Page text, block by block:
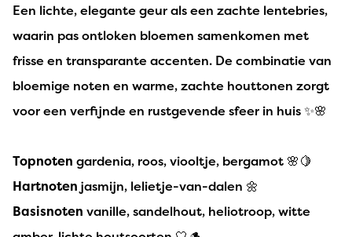
Een lichte, elegante geur als een zachte lentebries,
waarin pas ontloken bloemen samenkomen met
frisse en transparante accenten. De combinatie van
bloemige noten en warme, zachte houttonen zorgt
voor een verfijnde en rustgevende sfeer in huis ✨🌸
Topnoten gardenia, roos, viooltje, bergamot 🌸🍋
Hartnoten jasmijn, lelietje-van-dalen 🌼
Basisnoten vanille, sandelhout, heliotroop, witte